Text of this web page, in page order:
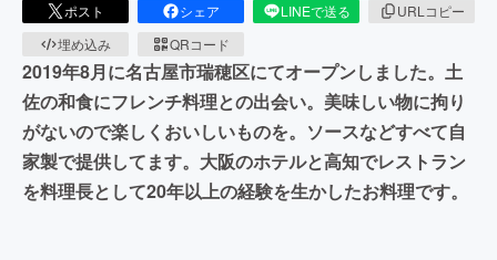
ポスト シェア LINEで送る
URLコピー
埋め込み
QRコード
2019年8月に名古屋市瑞穂区にてオープンしました。土
佐の和食にフレンチ料理との出会い。美味しい物に拘り
がないので楽しくおいしいものを。ソースなどすべて自
家製で提供してます。大阪のホテルと高知でレストラン
を料理長として20年以上の経験を生かしたお料理です。